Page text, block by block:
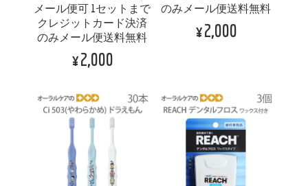
メール便可 1セットまで
クレジットカード決済
のみメール便送料無料
¥2,000
のみメール便送料無料
¥2,000